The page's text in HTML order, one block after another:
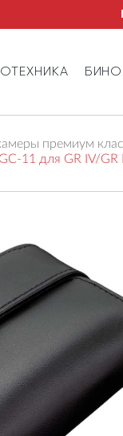
премиум
11 для GR IV/GR